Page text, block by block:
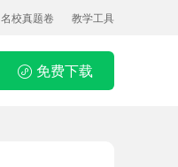
名校真题卷 教学工具
免费下载